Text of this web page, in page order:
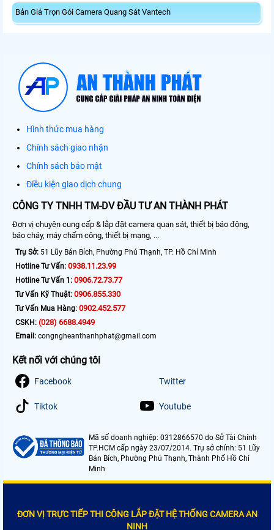
Bản Giá Trọn Gói Camera Quang Sát Vantech
Hình thức mua hàng
Chính sách giao nhận
Chính sách bảo mật
Điều kiện giao dịch chung
CÔNG TY TNHH TM-DV ĐẦU TƯ AN THÀNH PHÁT
Đơn vị chuyên cung cấp & lắp đặt camera quan sát, thiết bị báo động,
báo cháy, máy chấm công, thiết bị mạng, ...
Trụ Sở: 51 Lũy Bán Bích, Phường Phú Thạnh, TP. Hồ Chí Minh
Hotline Tư Vấn: 0938.11.23.99
Hotline Tư Vấn 1: 0906.72.73.77
Tư Vấn Kỹ Thuật: 0906.855.330
Tư Vấn Mua Hàng: 0902.452.577
CSKH: (028) 6688.4949
Email: congngheanthanhphat@gmail.com
Kết nối với chúng tôi
Facebook Twitter
Tiktok Youtube
Mã số doanh nghiệp: 0312866570 do Sở Tài Chính
TP.HCM cấp ngày 23/07/2014. Trụ sở chính: 51 Lũy
Bán Bích, Phường Phú Thạnh, Thành Phố Hồ Chí
Minh
ĐƠN VỊ TRỰC TIẾP THI CÔNG LẮP ĐẶT HỆ THỐNG CAMERA AN
NINH